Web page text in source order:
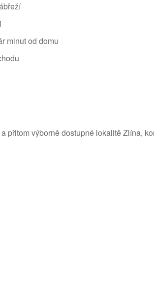
minut od domu
přitom výborně dostupné lokalitě Zlína,